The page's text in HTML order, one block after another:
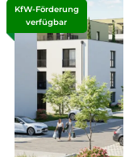
KfW-Förderung
verfügbar